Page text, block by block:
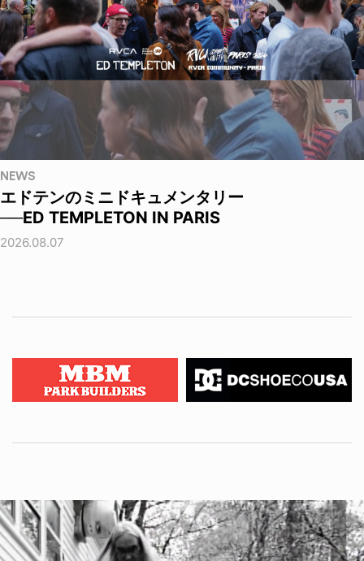
NEWS
エドテンのミニドキュメンタリー
──ED TEMPLETON IN PARIS
2026.08.07